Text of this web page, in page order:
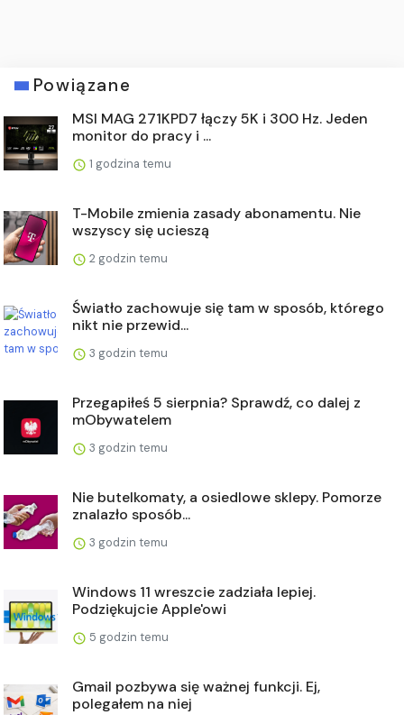
Powiązane
MSI MAG 271KPD7 łączy 5K i 300 Hz. Jeden
monitor do pracy i ...
1 godzina temu
T-Mobile zmienia zasady abonamentu. Nie
wszyscy się ucieszą
2 godzin temu
Światło zachowuje się tam w sposób, którego
nikt nie przewid...
3 godzin temu
Przegapiłeś 5 sierpnia? Sprawdź, co dalej z
mObywatelem
3 godzin temu
Nie butelkomaty, a osiedlowe sklepy. Pomorze
znalazło sposób...
3 godzin temu
Windows 11 wreszcie zadziała lepiej.
Podziękujcie Apple'owi
5 godzin temu
Gmail pozbywa się ważnej funkcji. Ej,
polegałem na niej